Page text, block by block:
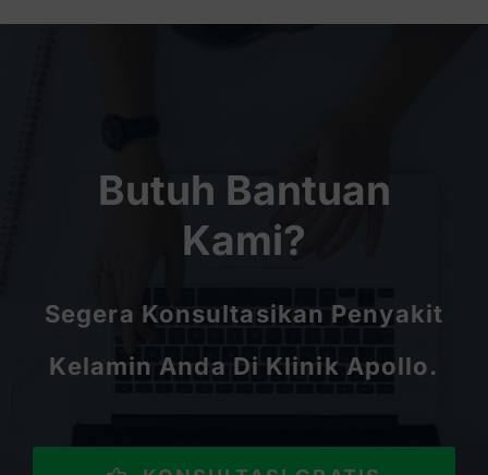
Butuh Bantuan
Kami?
Segera Konsultasikan Penyakit
Kelamin Anda Di Klinik Apollo.